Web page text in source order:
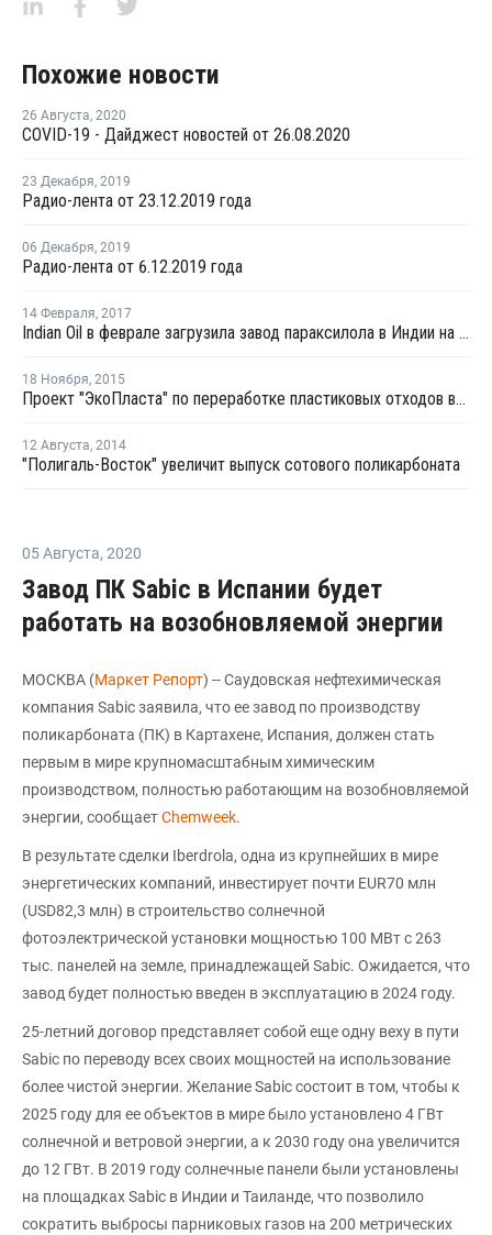
Похожие новости
26 Августа, 2020
COVID-19 - Дайджест новостей от 26.08.2020
23 Декабря, 2019
Радио-лента от 23.12.2019 года
06 Декабря, 2019
Радио-лента от 6.12.2019 года
14 Февраля, 2017
Indian Oil в феврале загрузила завод параксилола в Индии на полную мощность
18 Ноября, 2015
Проект "ЭкоПласта" по переработке пластиковых отходов выиграл грант
12 Августа, 2014
"Полигаль-Восток" увеличит выпуск сотового поликарбоната
05 Августа, 2020
Завод ПК Sabic в Испании будет
работать на возобновляемой энергии
МОСКВА (Маркет Репорт) -- Саудовская нефтехимическая
компания Sabic заявила, что ее завод по производству
поликарбоната (ПК) в Картахене, Испания, должен стать
первым в мире крупномасштабным химическим
производством, полностью работающим на возобновляемой
энергии, сообщаетChemweek.
В результате сделки Iberdrola, одна из крупнейших в мире
энергетических компаний, инвестирует почти EUR70 млн
(USD82,3 млн) в строительство солнечной
фотоэлектрической установки мощностью 100 МВт с 263
тыс. панелей на земле, принадлежащей Sabic. Ожидается, что
завод будет полностью введен в эксплуатацию в 2024 году.
25-летний договор представляет собой еще одну веху в пути
Sabic по переводу всех своих мощностей на использование
более чистой энергии. Желание Sabic состоит в том, чтобы к
2025 году для ее объектов в мире было установлено 4 ГВт
солнечной и ветровой энергии, а к 2030 году она увеличится
до 12 ГВт. В 2019 году солнечные панели были установлены
на площадках Sabic в Индии и Таиланде, что позволило
сократить выбросы парниковых газов на 200 метрических